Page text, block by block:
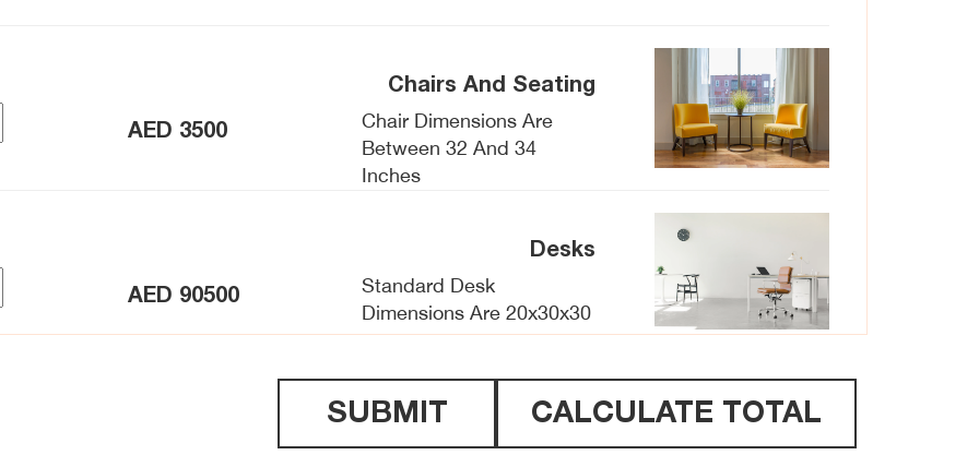
Chairs And Seating
Chair Dimensions Are
Between 32 And 34
Inches
AED 3500
Desks
Standard Desk
Dimensions Are 20x30x30
Inches
AED 90500
Tables
Tables Are Between 36
CALCULATE TOTAL
SUBMIT